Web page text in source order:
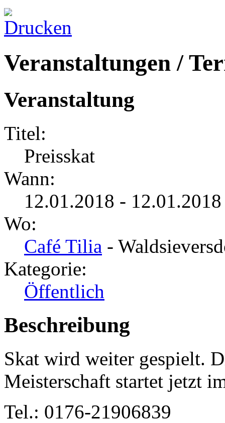
Veranstaltungen /
Veranstaltung
Titel:
Preisskat
Wann:
12.01.2018 -
Wo:
Café Tilia -
Kategorie:
Öffentlich
Beschreibung
Skat wird weiter gespielt.
Meisterschaft startet jetzt
Tel.: 0176-21906839